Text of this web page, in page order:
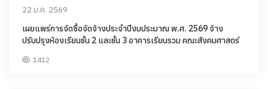
22 ม.ค. 2569
เผยแพร่การจัดซื้อจัดจ้างประจำปีงบประมาณ พ.ศ. 2569 จ้าง
ปรับปรุงห้องเรียนชั้น 2 และชั้น 3 อาคารเรียนรวม คณะสังคมศาสตร์
1412